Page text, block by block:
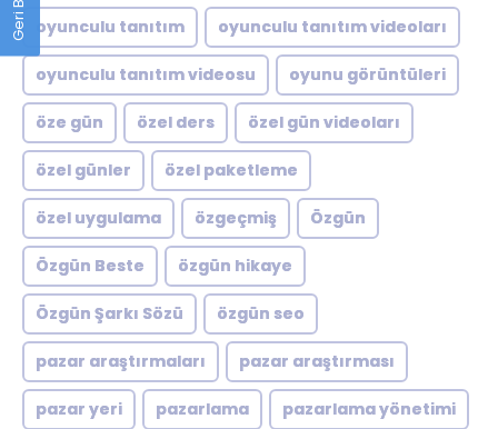
oyunculu tanıtım oyunculu tanıtım videoları
oyunculu tanıtım videosu oyunu görüntüleri
öze gün özel ders özel gün videoları
özel günler özel paketleme
özel uygulama özgeçmiş Özgün
Özgün Beste özgün hikaye
Özgün Şarkı Sözü özgün seo
pazar araştırmaları pazar araştırması
pazar yeri pazarlama pazarlama yönetimi